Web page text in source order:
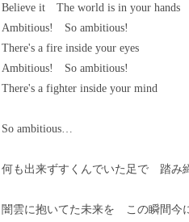
Believe it The world is in your hands
Ambitious! So ambitious!
There's a fire inside your eyes
Ambitious! So ambitious!
There's a fighter inside your mind
So ambitious…
何も出来ずすくんでいた足で 踏み
闇雲に抱いてた未来を この瞬間今